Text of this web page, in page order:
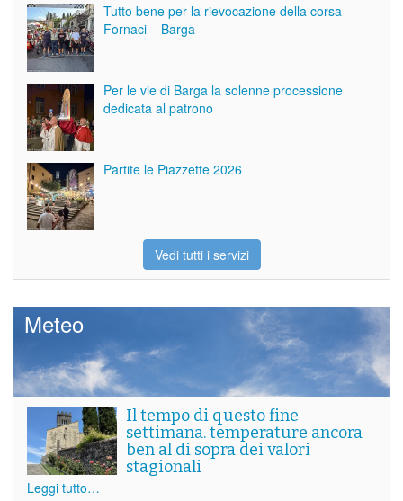
Tutto bene per la rievocazione della corsa
Fornaci – Barga
Per le vie di Barga la solenne processione
dedicata al patrono
Partite le Piazzette 2026
Vedi tutti i servizi
Meteo
Il tempo di questo fine
settimana. temperature ancora
ben al di sopra dei valori
stagionali
Leggi tutto…